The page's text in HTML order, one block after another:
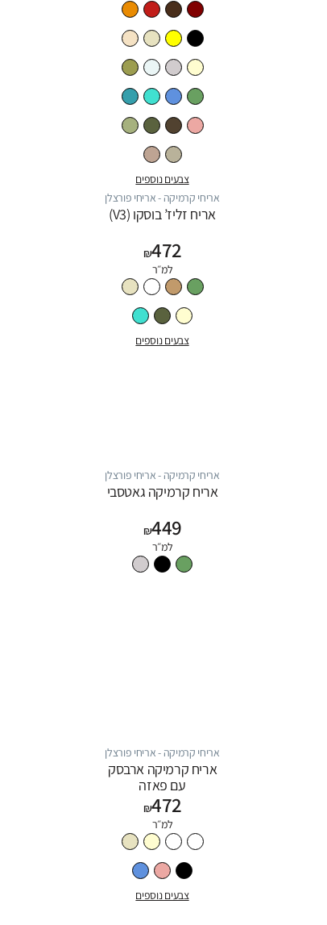
צבעים נוספים
אריחי קרמיקה - אריחי פורצלן
אריח זליז’ בוסקו (V3)
₪472
למ״ר
צבעים נוספים
אריחי קרמיקה - אריחי פורצלן
אריח קרמיקה גאטסבי
₪449
למ״ר
אריחי קרמיקה - אריחי פורצלן
אריח קרמיקה ארבסק
עם פאזה
₪472
למ״ר
צבעים נוספים